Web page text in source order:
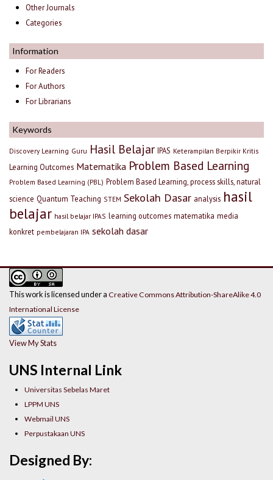
Other Journals
Categories
Information
For Readers
For Authors
For Librarians
Keywords
Discovery Learning Guru Hasil Belajar IPAS Keterampilan Berpikir Kritis
Learning Outcomes Matematika Problem Based Learning
Problem Based Learning (PBL) Problem Based Learning, process skills, natural
science Quantum Teaching STEM Sekolah Dasar analysis hasil
belajar hasil belajar IPAS learning outcomes matematika media
konkret pembelajaran IPA sekolah dasar
UNS Internal Link
Universitas Sebelas Maret
LPPM UNS
Webmail UNS
Perpustakaan UNS
This work is licensed under a Creative Commons Attribution-ShareAlike 4.0
International License
View My Stats
Designed By: